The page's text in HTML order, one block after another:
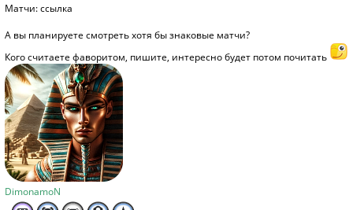
Матчи:ссылка
А вы планируете смотреть хотя бы знаковые матчи?
Кого считаете фаворитом, пишите, интересно будет потом почитать
DimonamoN